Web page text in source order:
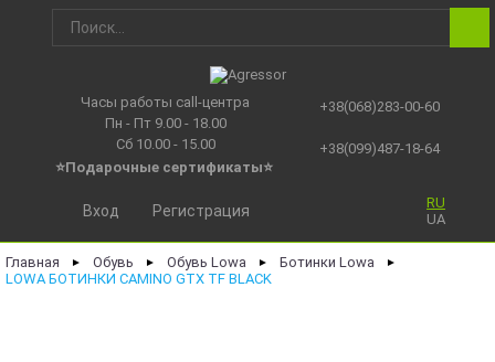
Часы работы call-центра
Пн - Пт 9.00 - 18.00
Сб 10.00 - 15.00
⭐Подарочные сертификаты⭐
+38(068)283-00-60
+38(099)487-18-64
RU
UA
Вход Регистрация
Главная ► Обувь ► Обувь Lowa ► Ботинки Lowa ►
LOWA БОТИНКИ CAMINO GTX TF BLACK